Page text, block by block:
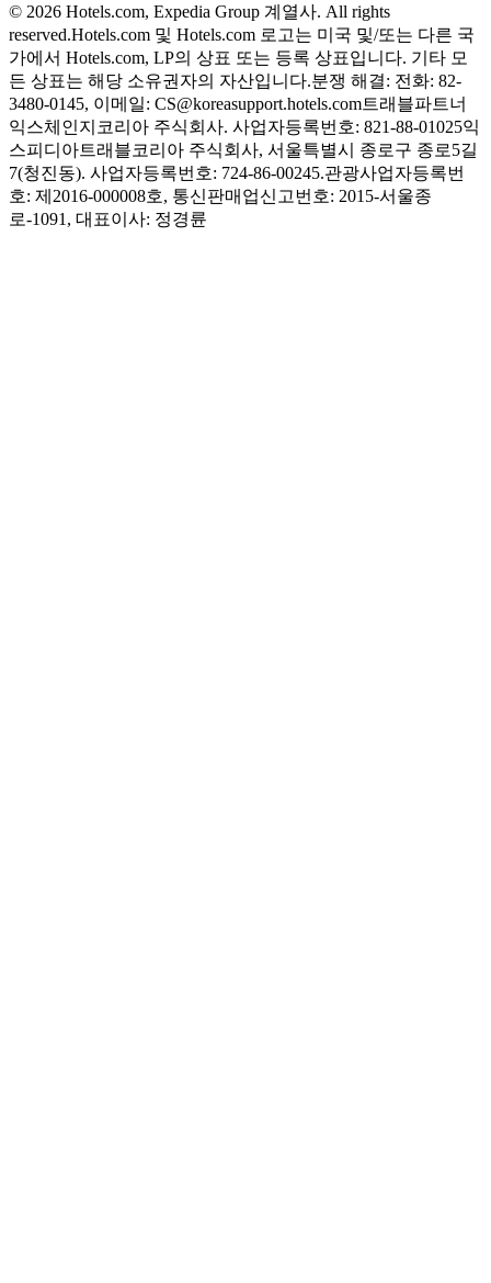
© 2026 Hotels.com, Expedia Group 계열사. All rights
reserved.Hotels.com 및 Hotels.com 로고는 미국 및/또는 다른 국
가에서 Hotels.com, LP의 상표 또는 등록 상표입니다. 기타 모
든 상표는 해당 소유권자의 자산입니다.분쟁 해결: 전화: 82-
3480-0145, 이메일: CS@koreasupport.hotels.com트래블파트너
익스체인지코리아 주식회사. 사업자등록번호: 821-88-01025익
스피디아트래블코리아 주식회사, 서울특별시 종로구 종로5길
7(청진동). 사업자등록번호: 724-86-00245.관광사업자등록번
호: 제2016-000008호, 통신판매업신고번호: 2015-서울종
로-1091, 대표이사: 정경륜